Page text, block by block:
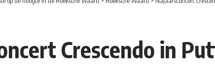
Crescendo in